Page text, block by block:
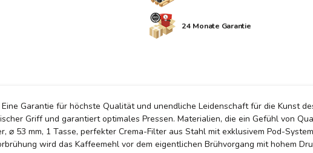
24 Monate Garantie
Eine Garantie für höchste Qualität und unendliche Leidenschaft für die Kunst
Griff und garantiert optimales Pressen. Materialien, die ein Gefühl von
⌀ 53 mm, 1 Tasse, perfekter Crema-Filter aus Stahl mit exklusivem Pod-
wird das Kaffeemehl vor dem eigentlichen Brühvorgang mit hohem